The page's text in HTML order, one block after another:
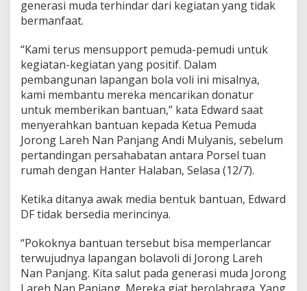
o
l
i
J
o
r
o
n
g
L
e
h
n
P
a
n
generasi muda terhindar dari kegiatan yang tidak
bermanfaat.
“Kami terus mensupport pemuda-pemudi untuk
kegiatan-kegiatan yang positif. Dalam
pembangunan lapangan bola voli ini misalnya,
kami membantu mereka mencarikan donatur
untuk memberikan bantuan,” kata Edward saat
menyerahkan bantuan kepada Ketua Pemuda
Jorong Lareh Nan Panjang Andi Mulyanis, sebelum
pertandingan persahabatan antara Porsel tuan
rumah dengan Hanter Halaban, Selasa (12/7).
Ketika ditanya awak media bentuk bantuan, Edward
DF tidak bersedia merincinya.
“Pokoknya bantuan tersebut bisa memperlancar
terwujudnya lapangan bolavoli di Jorong Lareh
Nan Panjang. Kita salut pada generasi muda Jorong
Lareh Nan Panjang. Mereka giat berolahraga. Yang